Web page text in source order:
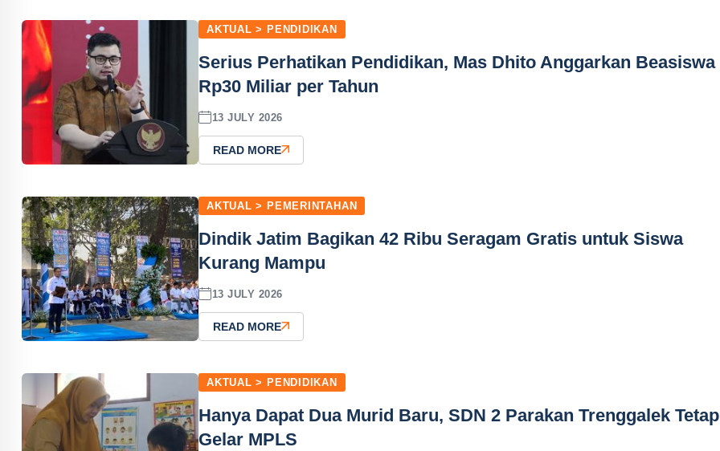
AKTUAL > PENDIDIKAN
Serius Perhatikan Pendidikan, Mas Dhito Anggarkan Beasiswa
Rp30 Miliar per Tahun
13 JULY 2026
READ MORE
AKTUAL > PEMERINTAHAN
Dindik Jatim Bagikan 42 Ribu Seragam Gratis untuk Siswa
Kurang Mampu
13 JULY 2026
READ MORE
AKTUAL > PENDIDIKAN
Hanya Dapat Dua Murid Baru, SDN 2 Parakan Trenggalek Tetap
Gelar MPLS